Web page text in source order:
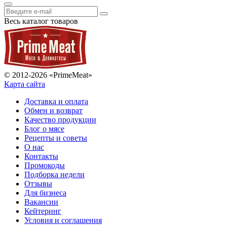
Весь каталог товаров
© 2012-2026 «PrimeMeat»
Карта сайта
Доставка и оплата
Обмен и возврат
Качество продукции
Блог о мясе
Рецепты и советы
О нас
Контакты
Промокоды
Подборка недели
Отзывы
Для бизнеса
Вакансии
Кейтеринг
Условия и соглашения